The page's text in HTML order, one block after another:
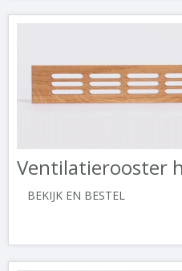
Ventilatierooster
BEKIJK EN BESTEL